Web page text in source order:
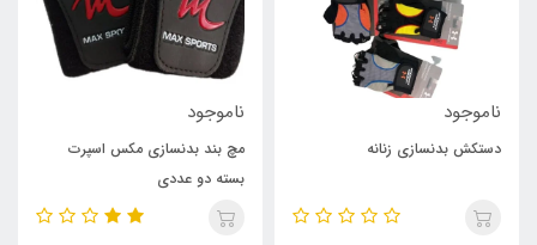
ناموجود
دستکش بدنسازی زنانه
ناموجود
مچ بند بدنسازی مکس اسپرت
بسته دو عددی